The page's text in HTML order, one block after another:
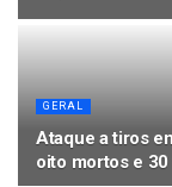
GERAL
Ataque a tiros
oito mortos e